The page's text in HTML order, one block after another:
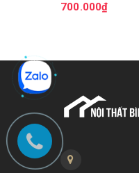
BGK2061
700.000₫